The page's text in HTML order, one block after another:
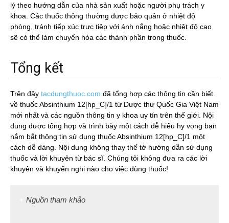
lý theo hướng dẫn của nhà sản xuất hoặc người phụ trách y
khoa. Các thuốc thông thường được bảo quản ở nhiệt độ
phòng, tránh tiếp xúc trực tiêp với ánh nắng hoặc nhiệt độ cao
sẽ có thể làm chuyển hóa các thành phần trong thuốc.
Tổng kết
Trên đây tacdungthuoc.com đã tổng hợp các thông tin cần biết
về thuốc Absinthium 12[hp_C]/1 từ Dược thư Quốc Gia Việt Nam
mới nhất và các nguồn thông tin y khoa uy tín trên thế giới. Nội
dung được tổng hợp và trình bày một cách dễ hiểu hy vọng bạn
nắm bắt thông tin sử dụng thuốc Absinthium 12[hp_C]/1 một
cách dễ dàng. Nội dung không thay thế tờ hướng dẫn sử dụng
thuốc và lời khuyên từ bác sĩ. Chúng tôi không đưa ra các lời
khuyên và khuyến nghị nào cho việc dùng thuốc!
Nguồn tham khảo